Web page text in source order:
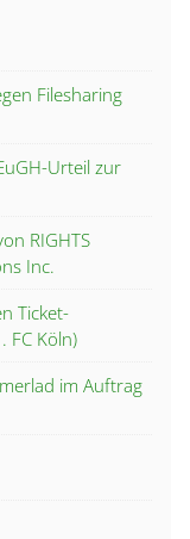
Filesharing
Urteil zur
RIGHTS
Inc.
Ticket-
FC Köln)
im Auftrag